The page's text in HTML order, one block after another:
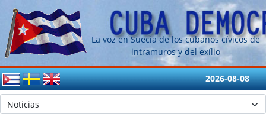
La voz en Suecia de los cubanos cívicos de
intramuros y del exílio
2026-08-08